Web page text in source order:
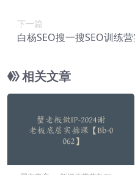
下一篇
白杨SEO搜一搜SEO训练
相关文章